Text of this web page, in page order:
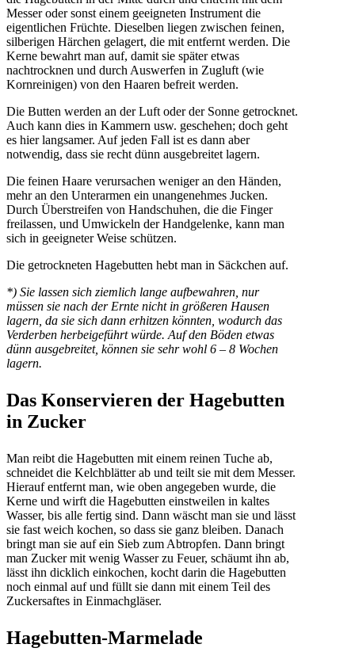
Messer oder sonst einem geeigneten Instrument die
eigentlichen Früchte. Dieselben liegen zwischen feinen,
silberigen Härchen gelagert, die mit entfernt werden. Die
Kerne bewahrt man auf, damit sie später etwas
nachtrocknen und durch Auswerfen in Zugluft (wie
Kornreinigen) von den Haaren befreit werden.
Die Butten werden an der Luft oder der Sonne getrocknet.
Auch kann dies in Kammern usw. geschehen; doch geht
es hier langsamer. Auf jeden Fall ist es dann aber
notwendig, dass sie recht dünn ausgebreitet lagern.
Die feinen Haare verursachen weniger an den Händen,
mehr an den Unterarmen ein unangenehmes Jucken.
Durch Überstreifen von Handschuhen, die die Finger
freilassen, und Umwickeln der Handgelenke, kann man
sich in geeigneter Weise schützen.
Die getrockneten Hagebutten hebt man in Säckchen auf.
*) Sie lassen sich ziemlich lange aufbewahren, nur
müssen sie nach der Ernte nicht in größeren Hausen
lagern, da sie sich dann erhitzen könnten, wodurch das
Verderben herbeigeführt würde. Auf den Böden etwas
dünn ausgebreitet, können sie sehr wohl 6 – 8 Wochen
lagern.
Das Konservieren der Hagebutten
in Zucker
Man reibt die Hagebutten mit einem reinen Tuche ab,
schneidet die Kelchblätter ab und teilt sie mit dem Messer.
Hierauf entfernt man, wie oben angegeben wurde, die
Kerne und wirft die Hagebutten einstweilen in kaltes
Wasser, bis alle fertig sind. Dann wäscht man sie und lässt
sie fast weich kochen, so dass sie ganz bleiben. Danach
bringt man sie auf ein Sieb zum Abtropfen. Dann bringt
man Zucker mit wenig Wasser zu Feuer, schäumt ihn ab,
lässt ihn dicklich einkochen, kocht darin die Hagebutten
noch einmal auf und füllt sie dann mit einem Teil des
Zuckersaftes in Einmachgläser.
Hagebutten-Marmelade